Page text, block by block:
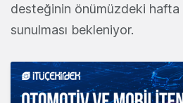
desteğinin önümüzdeki hafta
sunulması bekleniyor.